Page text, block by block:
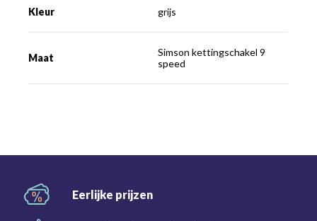
Kleur grijs
Maat
Simson kettingschakel 9
speed
Eerlijke prijzen